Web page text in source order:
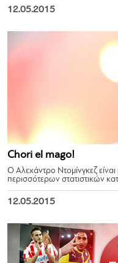
12.05.2015
Chori el mago!
Ο Αλεχάντρο Ντομίνγκεζ
περισσότερων στατιστικών
12.05.2015